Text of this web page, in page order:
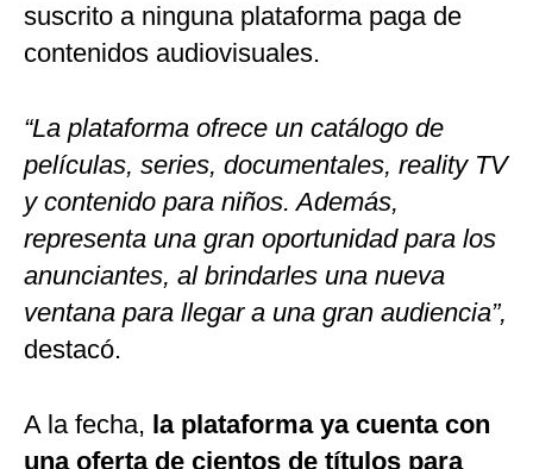
suscrito a ninguna plataforma paga de
contenidos audiovisuales.
“La plataforma ofrece un catálogo de
películas, series, documentales, reality TV
y contenido para niños. Además,
representa una gran oportunidad para los
anunciantes, al brindarles una nueva
ventana para llegar a una gran audiencia”,
destacó.
A la fecha, la plataforma ya cuenta con
una oferta de cientos de títulos para